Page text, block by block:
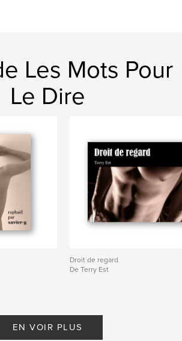
Les Mots Pour
Le Dire
Droit de regard
De Terry Est
EN VOIR PLUS